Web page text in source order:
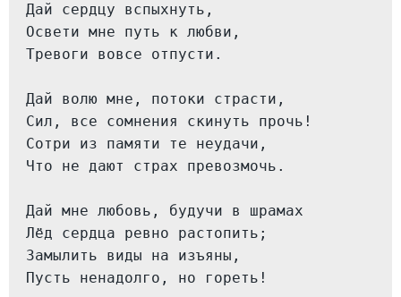
Дай сердцу вспыхнуть,
Освети мне путь к любви,
Тревоги вовсе отпусти.
Дай волю мне, потоки страсти,
Сил, все сомнения скинуть прочь!
Сотри из памяти те неудачи,
Что не дают страх превозмочь.
Дай мне любовь, будучи в шрамах
Лёд сердца ревно растопить;
Замылить виды на изъяны,
Пусть ненадолго, но гореть!